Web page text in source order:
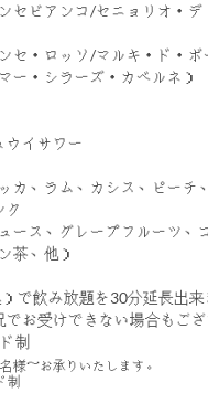
セビアンコ/セニョリオ・デ
セ・ロッソ/マルキ・ド・
ー・シラーズ・カベルネ）
ウイサワー
カ、ラム、カシス、ピーチ
ク
ース、グレープフルーツ、
茶、他）
で飲み放題を30分延長出来
お受けできない場合もござ
制
様～お承りいたします。
制